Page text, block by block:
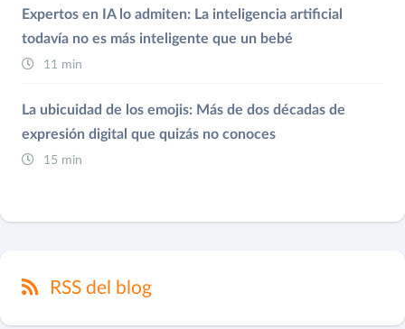
Expertos en IA lo admiten: La inteligencia artificial
todavía no es más inteligente que un bebé
11 min
La ubicuidad de los emojis: Más de dos décadas de
expresión digital que quizás no conoces
15 min
RSS del blog